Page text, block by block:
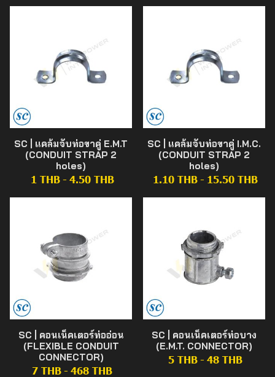
SC | แคล้มจับท่อขาคู่ E.M.T
(CONDUIT STRAP 2
holes)
1 THB - 4.50 THB
SC | แคล้มจับท่อขาคู่ I.M.C.
(CONDUIT STRAP 2
holes)
1.10 THB - 15.50 THB
SC | คอนเน็คเตอร์ท่ออ่อน
(FLEXIBLE CONDUIT
CONNECTOR)
7 THB - 468 THB
SC | คอนเน็คเตอร์ท่อบาง
(E.M.T. CONNECTOR)
5 THB - 48 THB